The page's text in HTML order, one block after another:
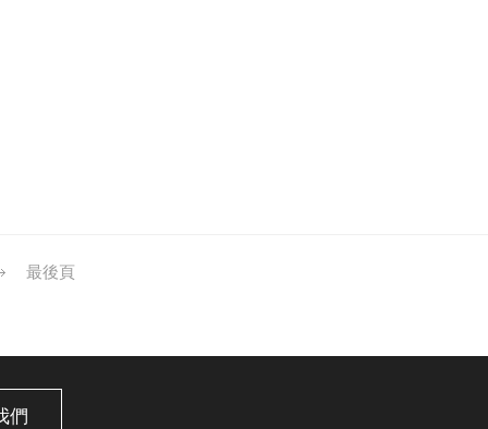
最後頁
們